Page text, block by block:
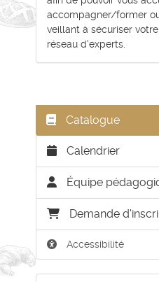
accompagner/former
veillant à sécuriser
réseau d'experts.
Catalogue
Calendrier
Équipe
Demande
Accessibilité